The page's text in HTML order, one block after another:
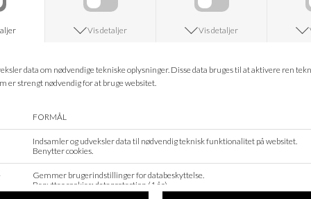
Hvad koster fragten?
Kan jeg kontakte jer?
Leveringstid?
ANDRE KØBTE OGSÅ